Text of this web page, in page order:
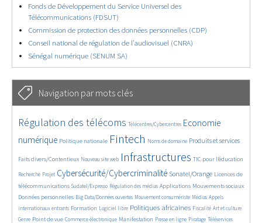
Fonds de Développement du Service Universel des
Télécommunications (FDSUT)
Commission de protection des données personnelles (CDP)
Conseil national de régulation de l’audiovisuel (CNRA)
Sénégal numérique (SENUM SA)
Navigation par mots clés
4552/5616
Régulation des télécoms
351/5616 Télécentres/Cybercentres
3609/5616
Economie
numérique
1834/5616
Politique nationale
5239/5616 Fintech
607/5616
Noms de domaine
2211/5616 Produits et services
1536/5616
Faits divers/Contentieux Nouveau site web Infrastructures TIC pour l’éducation
Recherche
247/5616Projet
3745/5616 Cybersécurité/Cybercriminalité
2166/5616 Sonatel/Orange
1612/5616
Licences de
télécommunications
283/5616 Sudatel/Expresso
1016/5616 Régulation des médias
1516/5616 Applications
1230/5616 Mouvements sociaux
1637/5616
Données personnelles
140/5616 Big Data/Données ouvertes
612/5616 Mouvement consumériste
365/5616 Médias
650/5616
Appels
internationaux entrants
1711/5616 Formation
96/5616 Logiciel libre
2538/5616 Politiques africaines
1052/5616 Fiscalité
177/5616 Art et culture
585/5616
Genre
1874/5616Point de vue
1037/5616 Commerce électronique
1484/5616 Manifestation
321/5616 Presse en ligne
125/5616 Piratage
207/5616 Téléservices
1205/5616